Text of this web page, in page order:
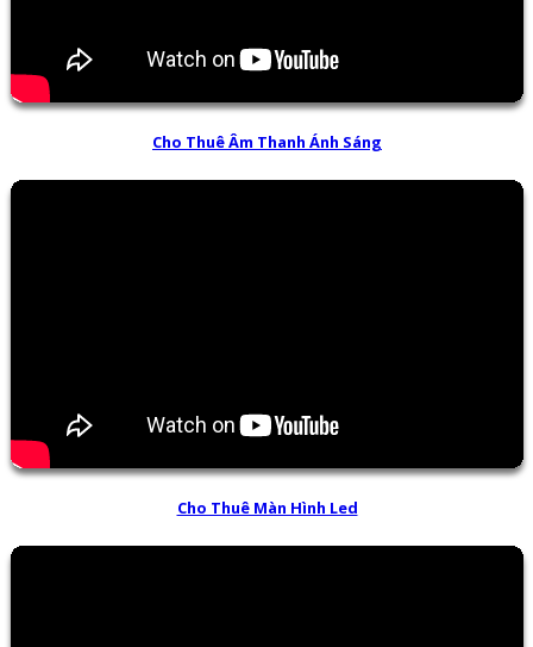
Cho Thuê Âm Thanh Ánh Sáng
Cho Thuê Màn Hình Led